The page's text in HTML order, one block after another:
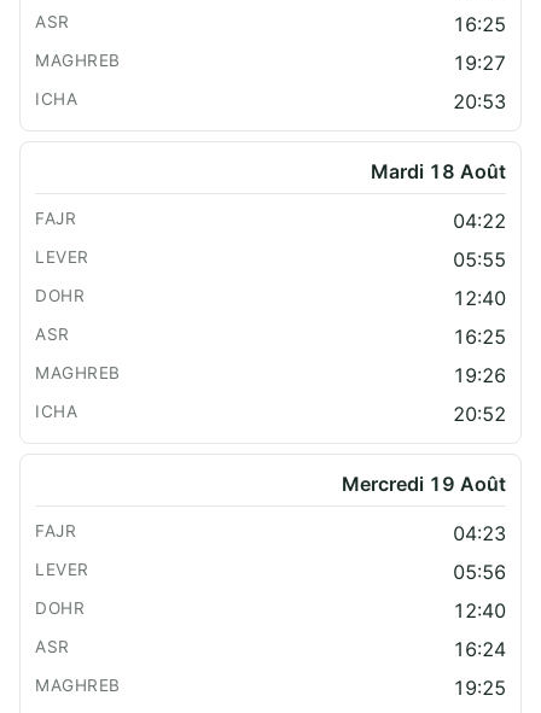
16:25
19:27
20:53
Mardi 18 Août
04:22
05:55
12:40
16:25
19:26
20:52
Mercredi 19 Août
04:23
05:56
12:40
16:24
19:25